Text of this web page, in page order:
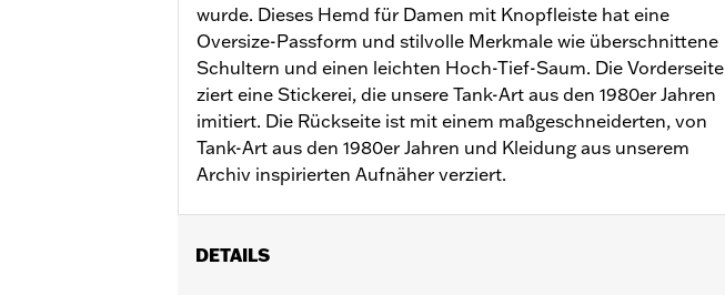
wurde. Dieses Hemd für Damen mit Knopfleiste hat eine
Oversize-Passform und stilvolle Merkmale wie überschnittene
Schultern und einen leichten Hoch-Tief-Saum. Die Vorderseite
ziert eine Stickerei, die unsere Tank-Art aus den 1980er Jahren
imitiert. Die Rückseite ist mit einem maßgeschneiderten, von
Tank-Art aus den 1980er Jahren und Kleidung aus unserem
Archiv inspirierten Aufnäher verziert.
DETAILS